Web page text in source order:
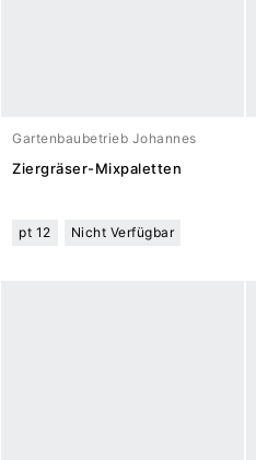
Gartenbaubetrieb Johannes
Meuwesen
Ziergräser-Mixpaletten
pt 12 Nicht Verfügbar